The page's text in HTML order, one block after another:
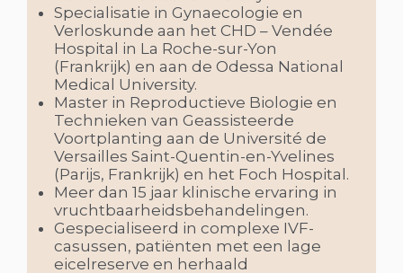
Specialisatie in Gynaecologie en
Verloskunde aan het CHD – Vendée
Hospital in La Roche-sur-Yon
(Frankrijk) en aan de Odessa National
Medical University.
Master in Reproductieve Biologie en
Technieken van Geassisteerde
Voortplanting aan de Université de
Versailles Saint-Quentin-en-Yvelines
(Parijs, Frankrijk) en het Foch Hospital.
Meer dan 15 jaar klinische ervaring in
vruchtbaarheidsbehandelingen.
Gespecialiseerd in complexe IVF-
casussen, patiënten met een lage
eicelreserve en herhaald